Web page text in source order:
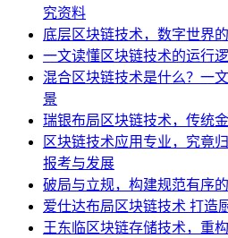
究资料
底层区块链技术，数字世界
一文读懂区块链技术的运行
混合区块链技术是什么？一
景
瑞银布局区块链技术，传统
区块链技术应用专业，究竟
报考与发展
破局与立规，构建规范有序
爱仕达布局区块链技术 打造
王东临区块链存储技术，重